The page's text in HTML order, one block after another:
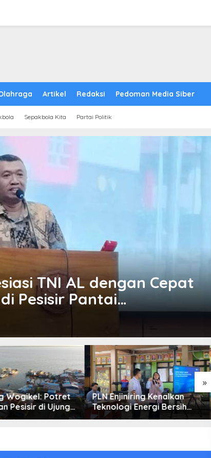
Artikel Redaksi Pedoman Media Siber
Sepakbola Kita Partai Politik
TNI AL dengan Cepat
Pesisir Pantai
»
Kenalkan
Energi Bersih
Jakarta
Tradisi Bakar Batu di
Papua Menjadi Simbol
Perdamaian